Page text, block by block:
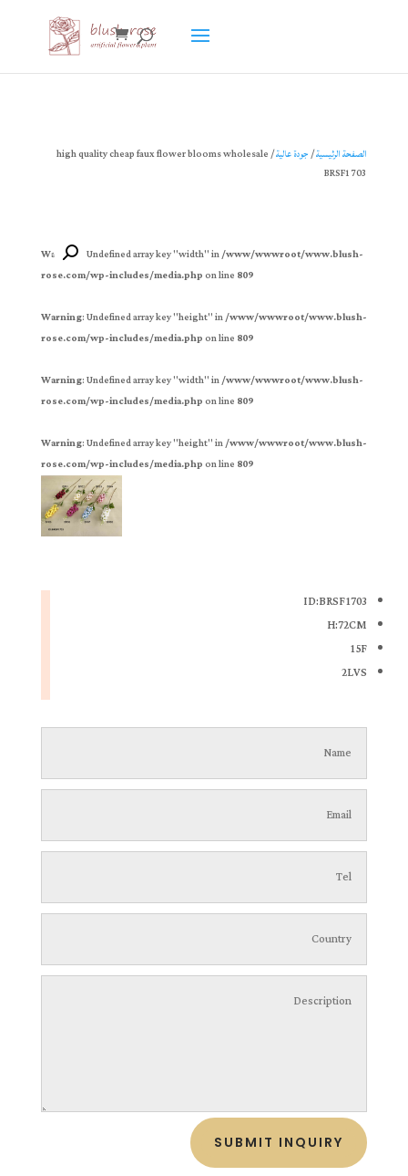
الصفحة الرئيسية/جودة عالية / high quality cheap faux flower blooms wholesale
BRSF1703
Warning : Undefined array key "width" in/www/wwwroot/www.blush-
rose.com/wp-includes/media.phpon line 809
Warning: Undefined array key "height" in/www/wwwroot/www.blush-
rose.com/wp-includes/media.phpon line 809
Warning: Undefined array key "width" in/www/wwwroot/www.blush-
rose.com/wp-includes/media.phpon line 809
Warning: Undefined array key "height" in/www/wwwroot/www.blush-
rose.com/wp-includes/media.phpon line 809
ID:BRSF1703
H:72CM
15F
2LVS
SUBMIT INQUIRY